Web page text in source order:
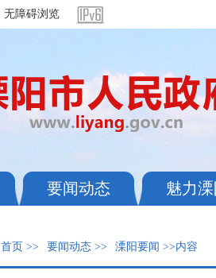
无障碍浏览
要闻动态 魅力
首页 >> 要闻动态 >> 溧阳要闻 >>内容